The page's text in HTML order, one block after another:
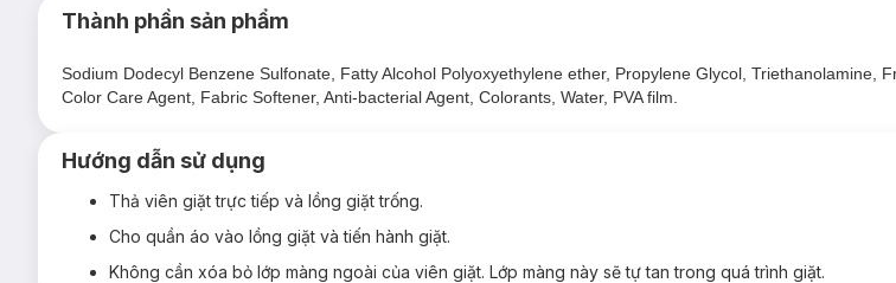
Hương Dấu Ấn Ngọt Ngào: 34 Viên.
Thành phần sản phẩm
Sodium Dodecyl Benzene Sulfonate, Fatty Alcohol Polyoxyethylene ether, Propylene Glycol, Triethanolamine,
Color Care Agent, Fabric Softener, Anti-bacterial Agent, Colorants, Water, PVA film.
Hướng dẫn sử dụng
Thả viên giặt trực tiếp và lồng giặt trống.
Cho quần áo vào lồng giặt và tiến hành giặt.
Không cần xóa bỏ lớp màng ngoài của viên giặt. Lớp màng này sẽ tự tan trong quá trình giặt.